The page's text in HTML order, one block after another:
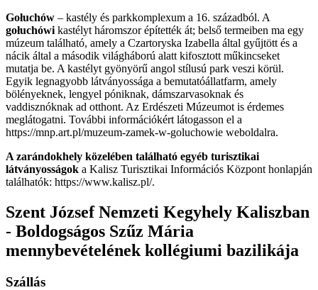
Gołuchów – kastély és parkkomplexum a 16. századból. A
gołuchówi kastélyt háromszor építették át; belső termeiben ma egy
múzeum található, amely a Czartoryska Izabella által gyűjtött és a
nácik által a második világháború alatt kifosztott műkincseket
mutatja be. A kastélyt gyönyörű angol stílusú park veszi körül.
Egyik legnagyobb látványossága a bemutatóállatfarm, amely
bölényeknek, lengyel póniknak, dámszarvasoknak és
vaddisznóknak ad otthont. Az Erdészeti Múzeumot is érdemes
meglátogatni. További információkért látogasson el a
https://mnp.art.pl/muzeum-zamek-w-goluchowie weboldalra.
A zarándokhely közelében található egyéb turisztikai
látványosságok a Kalisz Turisztikai Információs Központ honlapján
találhatók: https://www.kalisz.pl/.
Szent József Nemzeti Kegyhely Kaliszban
- Boldogságos Szűz Mária
mennybevételének kollégiumi bazilikája
Szállás